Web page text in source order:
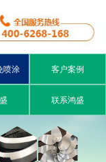
喷涂 客户案例
联系鸿盛